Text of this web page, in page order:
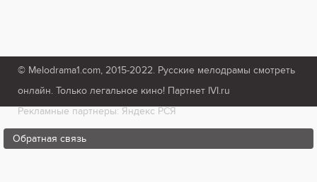
© Melodrama1.com, 2015-2022. Русские мелодрамы смотреть
онлайн. Только легальное кино! Партнет IVI.ru
Рекламные партнеры: Яндекс РСЯ
Обратная связь